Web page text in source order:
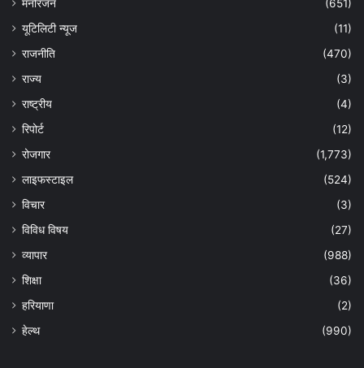
मनोरंजन
(651)
यूटिलिटी न्यूज
(11)
राजनीति
(470)
राज्य
(3)
राष्ट्रीय
(4)
रिपोर्ट
(12)
रोजगार
(1,773)
लाइफस्टाइल
(524)
विचार
(3)
विविध विषय
(27)
व्यापार
(988)
शिक्षा
(36)
हरियाणा
(2)
हेल्‍थ
(990)